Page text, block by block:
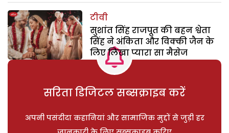
टीवी
सुशांत सिंह राजपूत की बहन श्वेता
सिंह ने अंकिता और विक्की जैन के
लिए लिखा प्यारा सा मैसेज
सरिता डिजिटल सब्सक्राइब करें
अपनी पसंदीदा कहानियां और सामाजिक मुद्दों से जुड़ी हर